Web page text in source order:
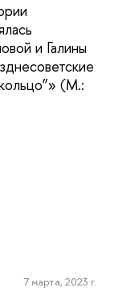
и Галины
(М.:
7 марта, 2023 г.